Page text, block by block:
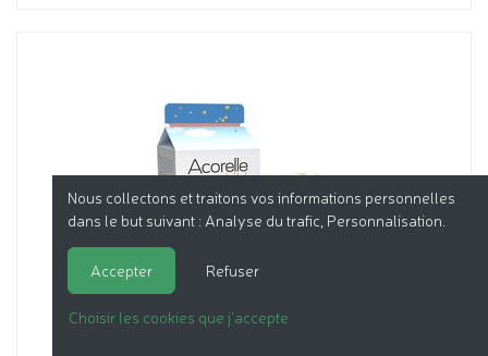
Nous collectons et traitons vos informations personnelles
dans le but suivant : Analyse du trafic, Personnalisation
Accepter Refuser
Choisir les cookies que j'accepte